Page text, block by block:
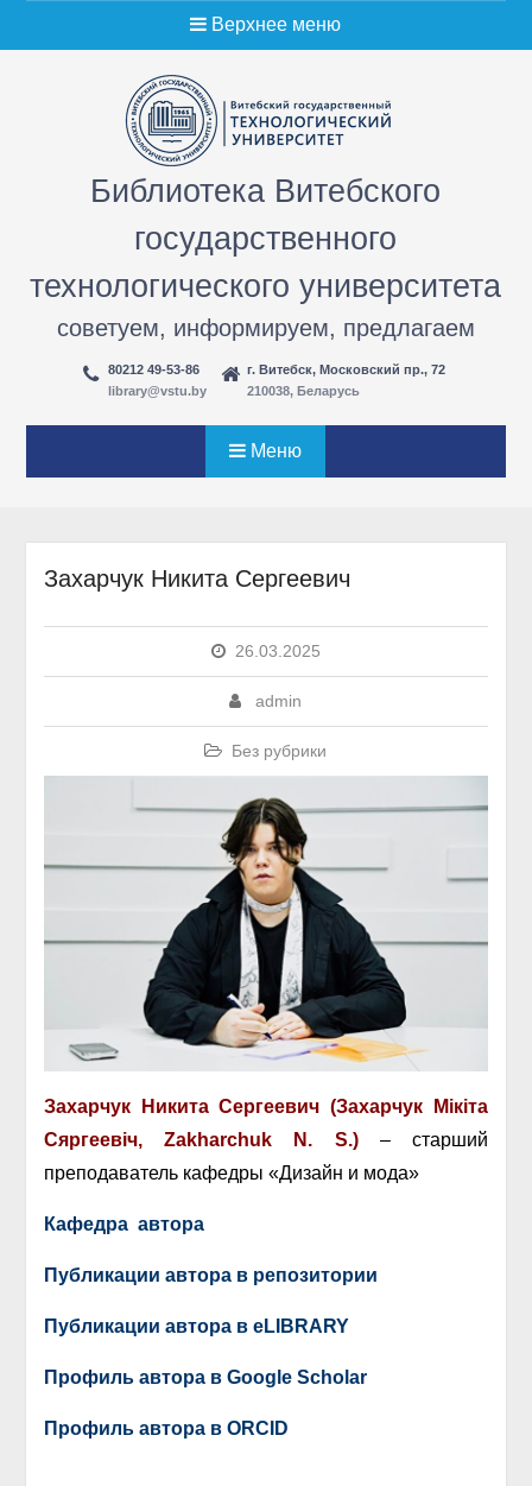
к
содержимому
Верхнее меню
Библиотека Витебского
государственного
технологического университета
советуем, информируем, предлагаем
80212 49-53-86
library@vstu.by
г. Витебск, Московский пр., 72
210038, Беларусь
Меню
Захарчук Никита Сергеевич
26.03.2025
admin
Без рубрики
Захарчук Никита Сергеевич (Захарчук Мiкiта
Сяргеевiч, Zakharchuk N. S.)– старший
преподаватель кафедры «Дизайн и мода»
Кафедра автора
Публикации автора в репозитории
Публикации автора в eLIBRARY
Профиль автора в Google Scholar
Профиль автора в ORCID